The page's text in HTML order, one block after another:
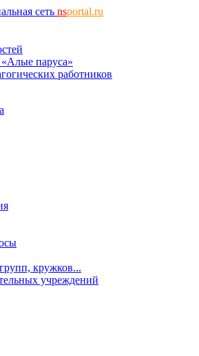
сеть nsportal.ru
паруса»
работников
кружков...
учреждений